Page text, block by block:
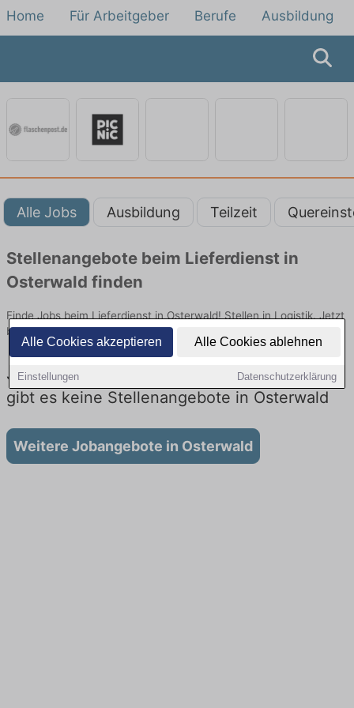
Alle Cookies akzeptieren Alle Cookies ablehnen
Einstellungen Datenschutzerklärung
Home Für Arbeitgeber Berufe Ausbildung
Alle Jobs Ausbildung Teilzeit
Stellenangebote beim Lieferdienst in
Osterwald finden
Finde Jobs beim Lieferdienst in Osterwald! Stellen in Logistik. Jetzt
bewerben!
Jobs beim Lieferdienst in Osterwald: Aktuell
gibt es keine Stellenangebote in Osterwald
Weitere Jobangebote in Osterwald